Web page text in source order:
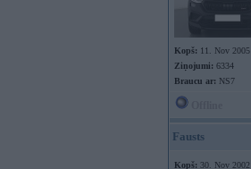
Kopš: 11. Nov 2005
Ziņojumi: 6334
Braucu ar: NS7
Fausts
Kopš: 30. Nov 2002